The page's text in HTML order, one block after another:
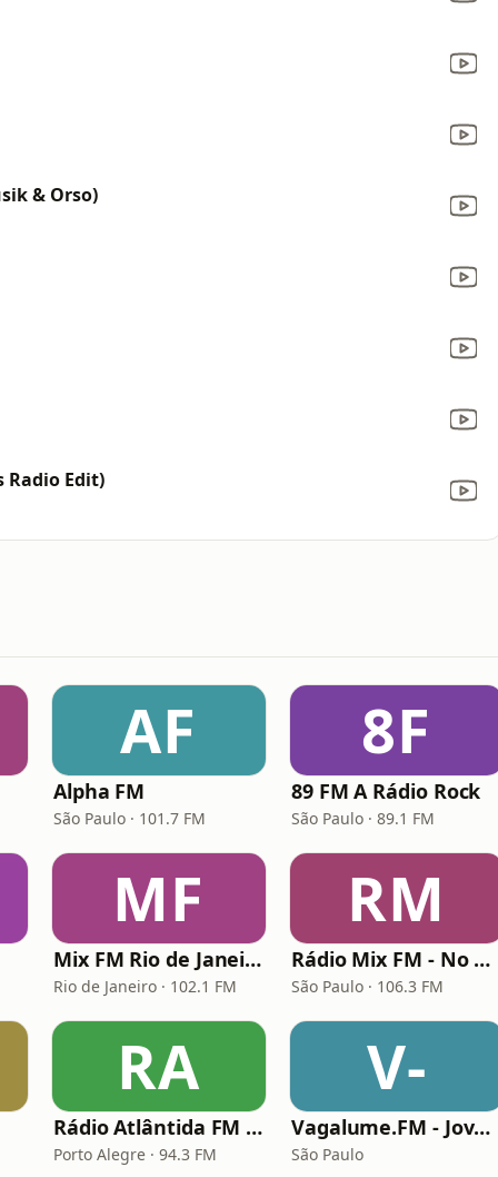
& Orso)
Radio Edit)
AF
Alpha FM
São Paulo · 101.7 FM
8F
89 FM A Rádio Rock
São Paulo · 89.1 FM
MF
Mix FM Rio de Janeiro
Rio de Janeiro · 102.1 FM
RM
Rádio Mix FM - No Break
São Paulo · 106.3 FM
RA
Rádio Atlântida FM Porto Alegre
Porto Alegre · 94.3 FM
V-
Vagalume.FM - Jovem Guarda
São Paulo